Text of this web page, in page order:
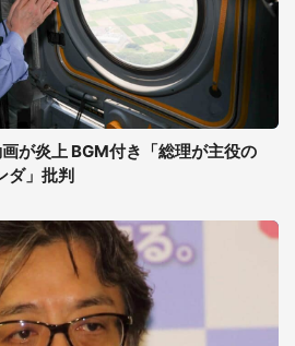
が炎上 BGM付き「総理が主役の
ダ」批判